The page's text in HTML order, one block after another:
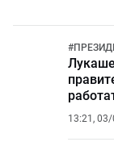
#
быть
13:21,